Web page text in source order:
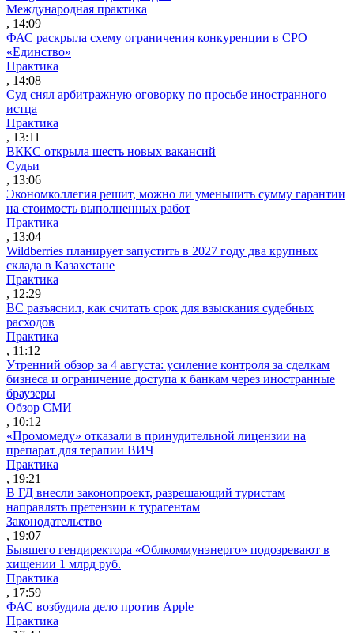
Международная практика
, 14:09
ФАС раскрыла схему ограничения конкуренции в СРО
«Единство»
Практика
, 14:08
Суд снял арбитражную оговорку по просьбе иностранного
истца
Практика
, 13:11
ВККС открыла шесть новых вакансий
Судьи
, 13:06
Экономколлегия решит, можно ли уменьшить сумму гарантии
на стоимость выполненных работ
Практика
, 13:04
Wildberries планирует запустить в 2027 году два крупных
склада в Казахстане
Практика
, 12:29
ВС разъяснил, как считать срок для взыскания судебных
расходов
Практика
, 11:12
Утренний обзор за 4 августа: усиление контроля за сделкам
бизнеса и ограничение доступа к банкам через иностранные
браузеры
Обзор СМИ
, 10:12
«Промомеду» отказали в принудительной лицензии на
препарат для терапии ВИЧ
Практика
, 19:21
В ГД внесли законопроект, разрешающий туристам
направлять претензии к турагентам
Законодательство
, 19:07
Бывшего гендиректора «Облкоммунэнерго» подозревают в
хищении 1 млрд руб.
Практика
, 17:59
ФАС возбудила дело против Apple
Практика